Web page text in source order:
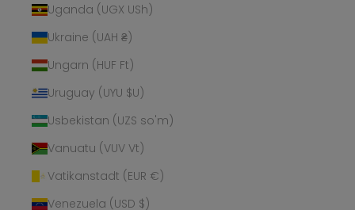
Uganda (UGX USh)
Ukraine (UAH ₴)
Ungarn (HUF Ft)
Uruguay (UYU $U)
Usbekistan (UZS so'm)
Vanuatu (VUV Vt)
Vatikanstadt (EUR €)
Venezuela (USD $)